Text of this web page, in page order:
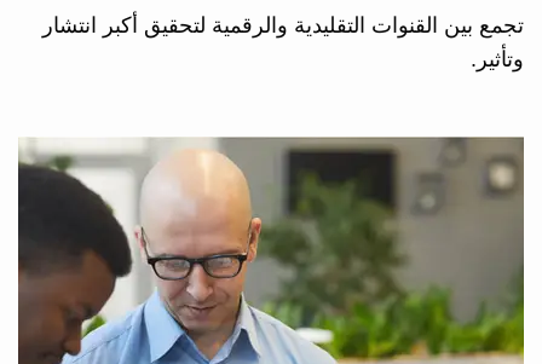
تجمع بين القنوات التقليدية والرقمية لتحقيق أكبر انتشار
وتأثير.